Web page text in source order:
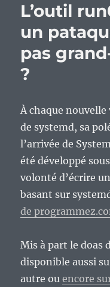
L’outil
un
pas
?
À chaque
de systemd, sa
l’arrivée de
été développé
volonté d’écrire
basant sur
de
Mis à part le doas
disponible aussi
autre ouencore